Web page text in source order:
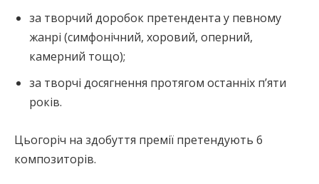
за творчий доробок претендента у певному
жанрі (симфонічний, хоровий, оперний,
камерний тощо);
за творчі досягнення протягом останніх п’яти
років.
Цьогоріч на здобуття премії претендують 6
композиторів.